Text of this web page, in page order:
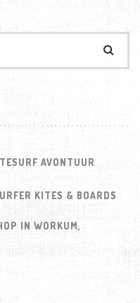
AVONTUUR
KITES & BOARDS
IN WORKUM,